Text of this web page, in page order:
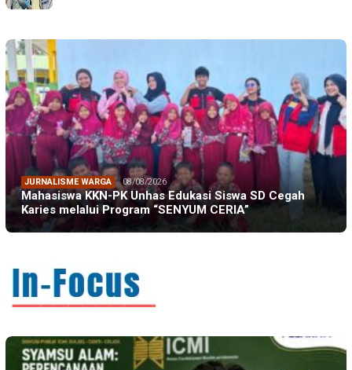
JURNALISME WARGA 08/08/2026
Mahasiswa KKN-PK Unhas Edukasi Siswa SD Cegah
Karies melalui Program “SENYUM CERIA”